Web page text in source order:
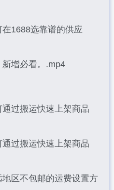
1688选靠谱的供应
增必看。.mp4
过搬运快速上架商品
过搬运快速上架商品
区不包邮的运费设置方